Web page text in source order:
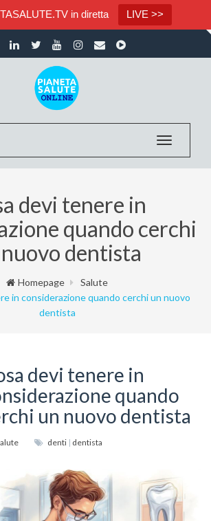
in diretta LIVE >>
Toggle
devi tenere in
quando cerchi
dentista
Homepage
Salute
in considerazione quando cerchi un nuovo
dentista
devi tenere in
quando
un nuovo dentista
denti | dentista